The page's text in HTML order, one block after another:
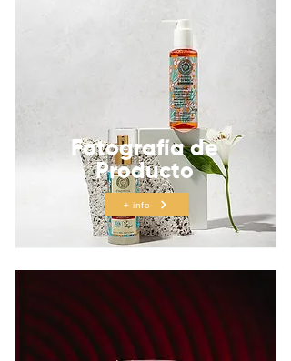
Fotografía de
Producto
+ info